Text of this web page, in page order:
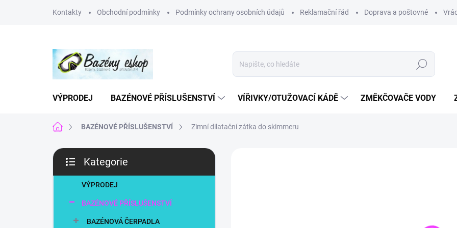
Kontakty Obchodní podmínky Podmínky ochrany osobních údajů Reklamační řád Doprava a poštovné
Hledat
VÝPRODEJ BAZÉNOVÉ PŘÍSLUŠENSTVÍ VÍŘIVKY/OTUŽOVACÍ KÁDĚ ZMĚKČOVAČE VODY
Domů BAZÉNOVÉ PŘÍSLUŠENSTVÍ Zimní dilatační zátka do skimmeru
P
s
kategorie
Kategorie
VÝPRODEJ
BAZÉNOVÉ PŘÍSLUŠENSTVÍ
BAZÉNOVÁ ČERPADLA